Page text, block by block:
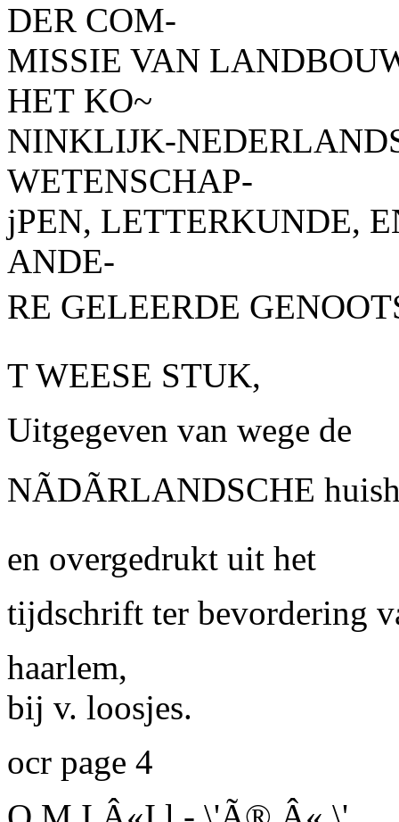
DER COM-
MISSIE VAN
HET KO~
NINKLIJK-
WETENSCHAP-
jPEN, LETTERKUNDE,
ANDE-
RE GELEERDE
T WEESE STUK,
Uitgegeven van wege de
NÃDÃRLANDSCHE
en overgedrukt uit het
tijdschrift ter bevordering
haarlem,
bij v. loosjes.
ocr page 4